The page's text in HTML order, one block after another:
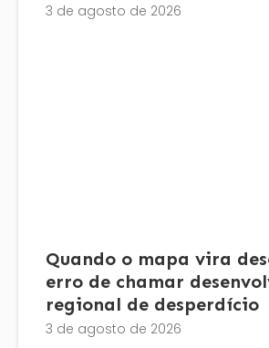
3 de agosto de 2026
Quando o mapa vira
erro de chamar
regional de desperdício
3 de agosto de 2026